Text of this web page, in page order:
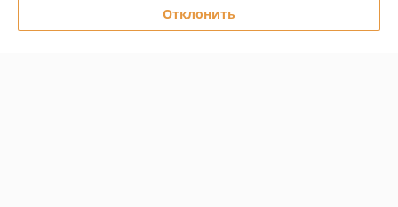
Полная версия сайта
Отклонить